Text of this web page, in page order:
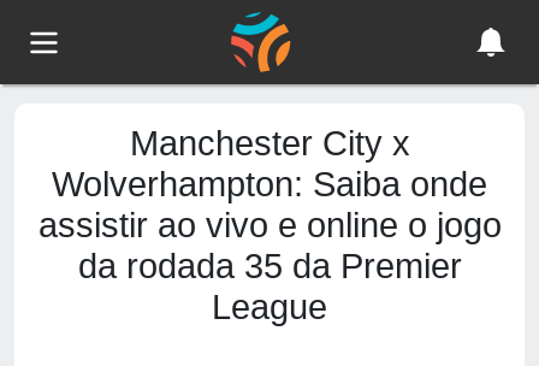
Manchester City x
Wolverhampton: Saiba onde
assistir ao vivo e online o jogo
da rodada 35 da Premier
League